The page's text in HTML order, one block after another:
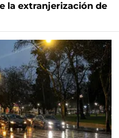
la extranjerización de